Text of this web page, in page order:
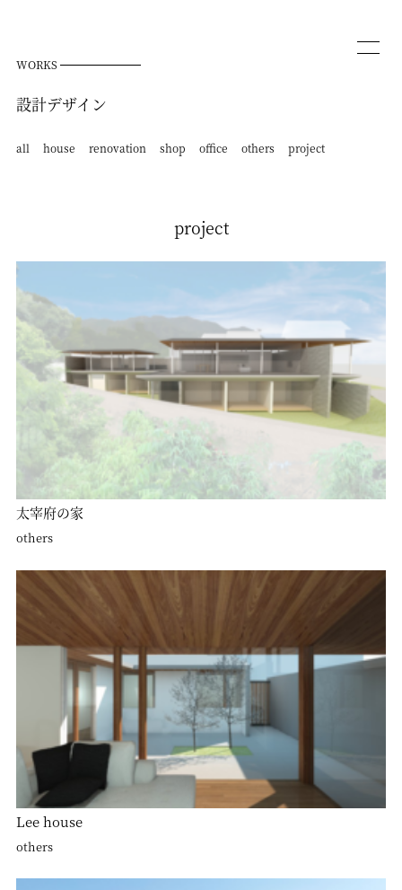
WORKS
設計デザイン
all house renovation shop office others project
project
太宰府の家
others
Lee house
others